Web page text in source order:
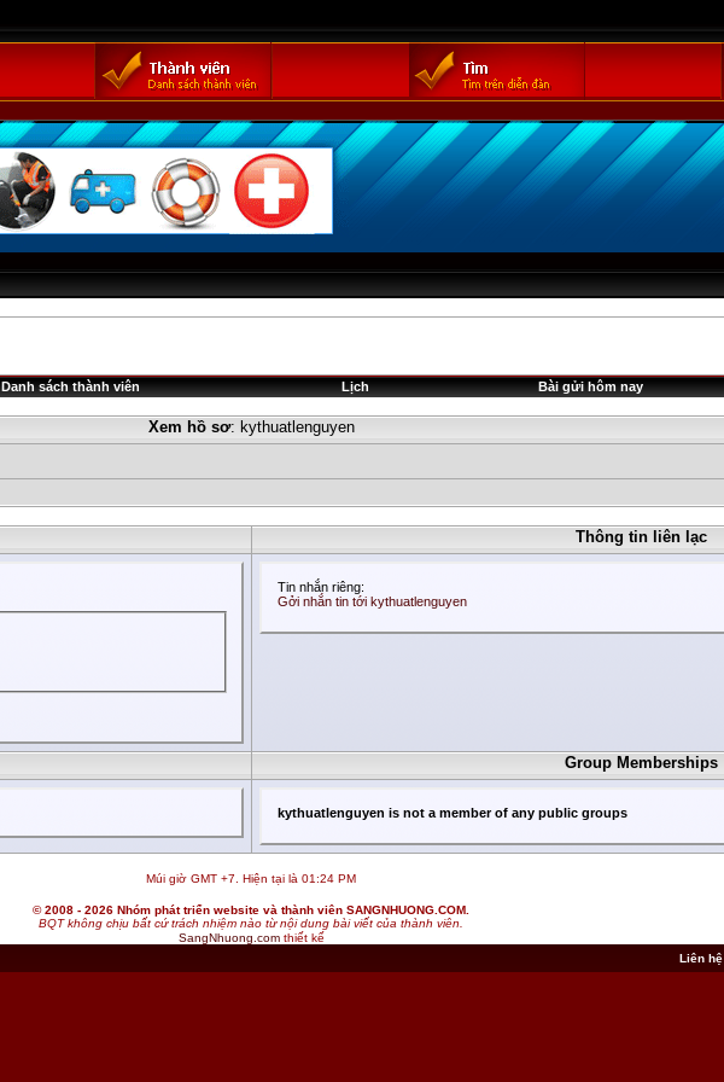
Danh sách thành viên Lịch Bài gửi hôm nay
Xem hồ sơ: kythuatlenguyen
Thông tin liên lạc
Tin nhắn riêng:
Gởi nhắn tin tới kythuatlenguyen
Group Memberships
kythuatlenguyen is not a member of any public groups
Múi giờ GMT +7. Hiện tại là 01:24 PM
© 2008 - 2026 Nhóm phát triển website và thành viên SANGNHUONG.COM.
BQT không chịu bất cứ trách nhiệm nào từ nội dung bài viết của thành viên.
SangNhuong.comthiết kế
Liên hệ